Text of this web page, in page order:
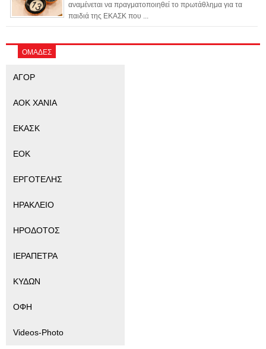
αναμένεται να πραγματοποιηθεί το πρωτάθλημα για τα
παιδιά της ΕΚΑΣΚ που ...
ΟΜΑΔΕΣ
ΑΓΟΡ
ΑΟΚ ΧΑΝΙΑ
ΕΚΑΣΚ
ΕΟΚ
ΕΡΓΟΤΕΛΗΣ
ΗΡΑΚΛΕΙΟ
ΗΡΟΔΟΤΟΣ
ΙΕΡΑΠΕΤΡΑ
ΚΥΔΩΝ
ΟΦΗ
Videos-Photo